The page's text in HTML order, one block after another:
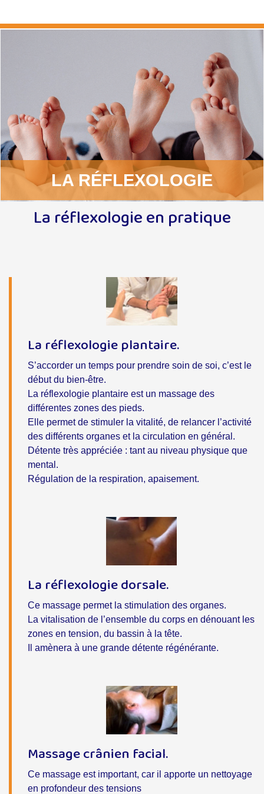
La réflexologie
LA RÉFLEXOLOGIE
La réflexologie en pratique
La réflexologie plantaire.
S’accorder un temps pour prendre soin de soi, c’est le
début du bien-être.
La réflexologie plantaire est un massage des
différentes zones des pieds.
Elle permet de stimuler la vitalité, de relancer l’activité
des différents organes et la circulation en général.
Détente très appréciée : tant au niveau physique que
mental.
Régulation de la respiration, apaisement.
La réflexologie dorsale.
Ce massage permet la stimulation des organes.
La vitalisation de l’ensemble du corps en dénouant les
zones en tension, du bassin à la tête.
Il amènera à une grande détente régénérante.
Massage crânien facial.
Ce massage est important, car il apporte un nettoyage
en profondeur des tensions